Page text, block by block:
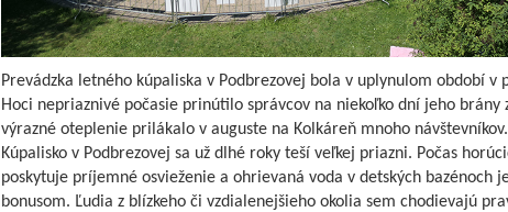
Prevádzka letného kúpaliska v Podbrezovej bola v uplynulom období v
Hoci nepriaznivé počasie prinútilo správcov na niekoľko dní jeho brány
výrazné oteplenie prilákalo v auguste na Kolkáreň mnoho návštevníkov.
Kúpalisko v Podbrezovej sa už dlhé roky teší veľkej priazni. Počas
poskytuje príjemné osvieženie a ohrievaná voda v detských bazénoch
bonusom. Ľudia z blízkeho či vzdialenejšieho okolia sem chodievajú